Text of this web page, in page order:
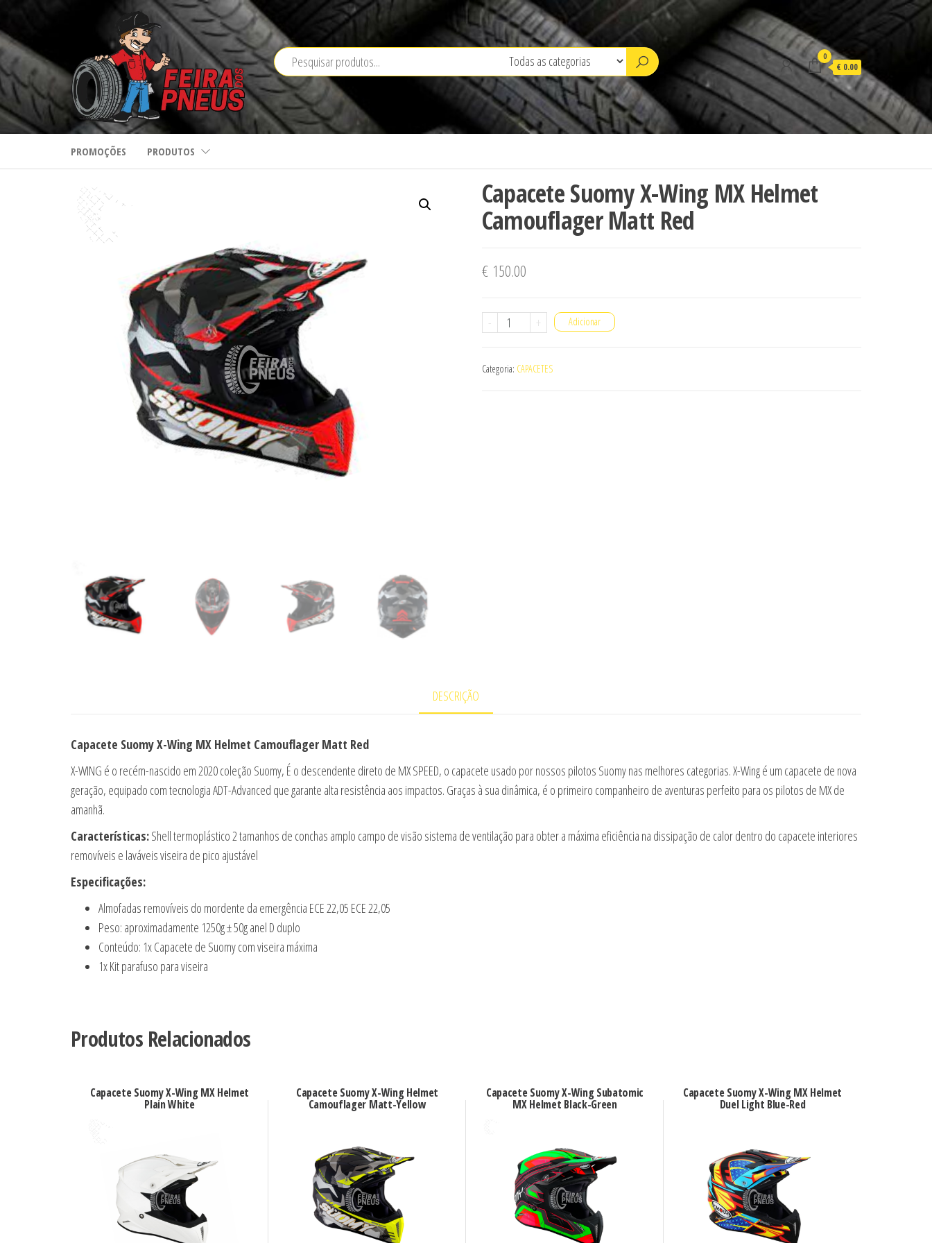
para
o
conteúdo
0
€ 0.00
PROMOÇÕES PRODUTOS
Capacete Suomy X-Wing MX Helmet
Camouflager Matt Red
€150.00
-
Quantidade
Suomy
+ Adicionar
Categoria: CAPACETES
DESCRIÇÃO
Capacete Suomy X-Wing MX Helmet Camouflager Matt Red
X-WING é o recém-nascido em 2020 coleção Suomy, É o descendente direto de MX SPEED, o capacete usado por nossos pilotos Suomy nas melhores categorias. X-Wing é um capacete de nova
geração, equipado com tecnologia ADT-Advanced que garante alta resistência aos impactos. Graças à sua dinâmica, é o primeiro companheiro de aventuras perfeito para os pilotos de MX de
amanhã.
Características:Shell termoplástico 2 tamanhos de conchas amplo campo de visão sistema de ventilação para obter a máxima eficiência na dissipação de calor dentro do capacete interiores
removíveis e laváveis viseira de pico ajustável
Especificações:
Almofadas removíveis do mordente da emergência ECE 22,05 ECE 22,05
Peso: aproximadamente 1250g ± 50g anel D duplo
Conteúdo: 1x Capacete de Suomy com viseira máxima
1x Kit parafuso para viseira
Produtos Relacionados
Capacete Suomy X-Wing MX Helmet
Plain White
Capacete Suomy X-Wing Helmet
Camouflager Matt-Yellow
Capacete Suomy X-Wing Subatomic
MX Helmet Black-Green
Capacete Suomy X-Wing MX Helmet
Duel Light Blue-Red